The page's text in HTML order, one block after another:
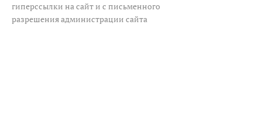
гиперссылки на сайт и с письменного
разрешения администрации сайта